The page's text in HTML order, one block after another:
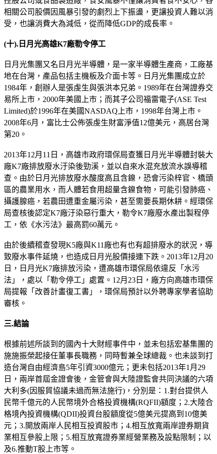
相關公司股價因風暴引發的劇烈上下振盪，更讓投資人難以消
受，也讓消費大為減低，從而降低GDP的成長率。
(十). 日月光高雄K7廠勒令停工
日月光集團又名日月光半導體，是一家半導體生產商，工廠基
地在台灣，產品包括主機板及介面卡等。日月光集團成立於
1984年，創辦人是張虔生與張洪本兄弟。1989年在台灣證券交
易所上市，2000年美國上市；而其子公司福雷電子(ASE Test
Limited)於1996年在美國NASDAQ上市，1998年台灣上市。
2008年6月，富比士公佈張虔生財富淨值12億美元，高居台灣
第20。
2013年12月11日，高雄市政府環保局查獲日月光半導體封裝大
廠K7廠排放廢水汙染後勁溪，並以自來水混充放流水誤導稽
查。由於日月光排放廢水酸度高且含鎳，恐會污染梓官、橋頭
區的農業用水，而人體若食用超量含鎳食物，可能引發肺癌、
攝護腺癌，若農田遭重金屬污染，甚至需要長期休耕。經環保
局查核後認定K7廠汙染惡行重大，勒令K7廠廢水產出製程停
工，依《水污法》最高罰60萬元。
由於後續稽查發現K5廠與K11廠也有也有超排廢水的狀況，導
致廢水事件延燒，也造成日月光股價接連下跌。2013年12月20
日，日月光K7廠排放污染，遭高雄市環保局依違反「水污
法」，處以「勒令停工」處置。12月23日，廠方向高雄市環保
局提報「改善計畫復工書」，環保局預計以外聘專家學者協助
審核。
三.結論
根據前述所談到的國內十大財經事件中，並未包括宏基集團的
施施振榮起接任董事長職務，同時暫兼全球總裁。也未談到打
造台灣自由經濟島5年引資3000億元；更未包括2013年1月29
日，兩岸首屆金證會後，金管會與大陸證監會共同決議的六項
大利多(因服貿協議未過而無法施行)，分別是：1.對台提供人
民幣千億元的人民幣境外合格投資機構(RQFII)額度；2.大陸合
格境內投資機構(QDII)投資台股額度從5億美元提高到10億美
元；3.開放兩岸人民相互投資股市；4.相互放寬兩岸證券期貨
業相互參股上限；5.相互放寬證券業經營業務及設點限制；以
及6.推動T股上市等。